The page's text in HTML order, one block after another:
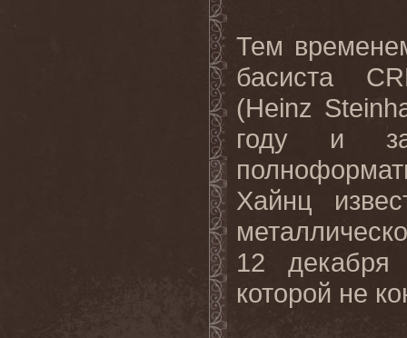
Тем
басиста
(Heinz
году и
Хайнц
12 декабря
которой не